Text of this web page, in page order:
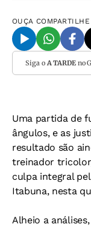
OUÇA COMPARTILHE
Siga o A TARDEno
Uma partida de
ângulos, e as
resultado são
treinador
culpa integral
Itabuna, nesta
Alheio a